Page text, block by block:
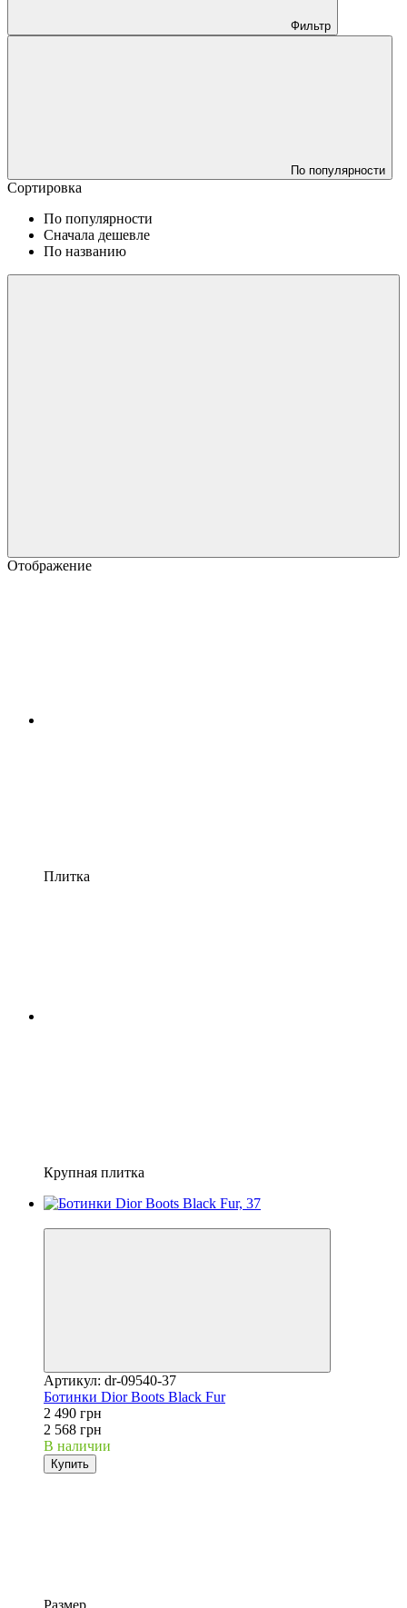
Фильтр
По популярности
Сортировка
По популярности
Сначала дешевле
По названию
Отображение
Плитка
Крупная плитка
Артикул: dr-09540-37
Ботинки Dior Boots Black Fur
2 490 грн
2 568 грн
В наличии
Купить
Размер